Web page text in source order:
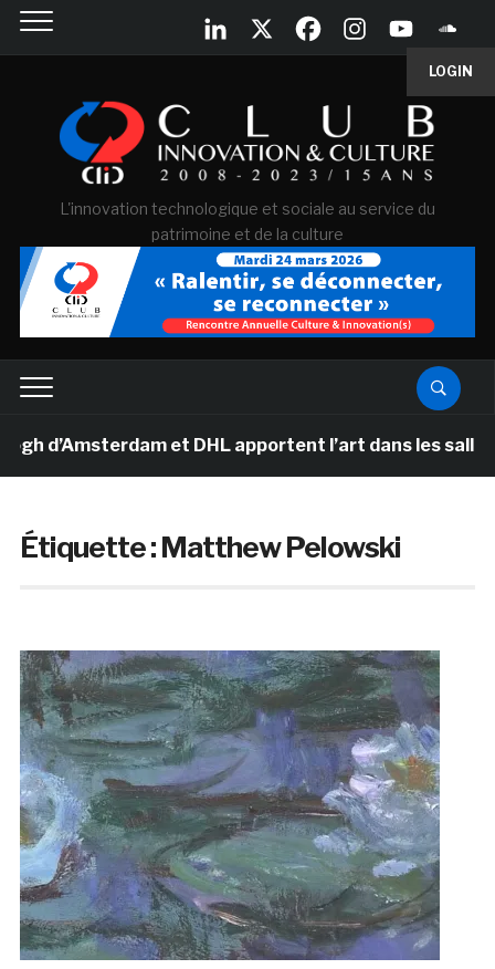
LOGIN
L'innovation technologique et sociale au service du
patrimoine et de la culture
d’Amsterdam et DHL apportent l’art dans les salles
Étiquette :Matthew Pelowski